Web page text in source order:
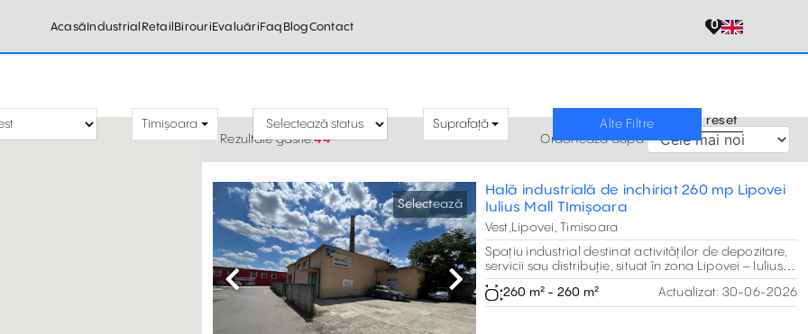
AcasăIndustrial RetailBirouriEvaluăriFaq BlogContact 0
Timișoara Suprafață Alte Filtre reset
Rezultate găsite:44 Ordonează după:
Selectează
Previous Next
Hală industrială de inchiriat 260 mp Lipovei
Iulius Mall TImișoara
Vest,Lipovei, Timisoara
Spațiu industrial destinat activităților de depozitare,
servicii sau distribuție, situat în zona Lipovei – Iulius
Mall – Divizia 9 Cavalerie, una dintre cele mai
accesibile și bine conectate zone comerciale din
Timișoara. Proprietatea oferă o suprafață utilă de
260 m² - 260 m² Actualizat: 30-06-2026